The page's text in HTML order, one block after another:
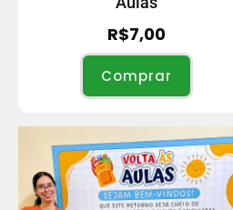
R$7,00
Comprar